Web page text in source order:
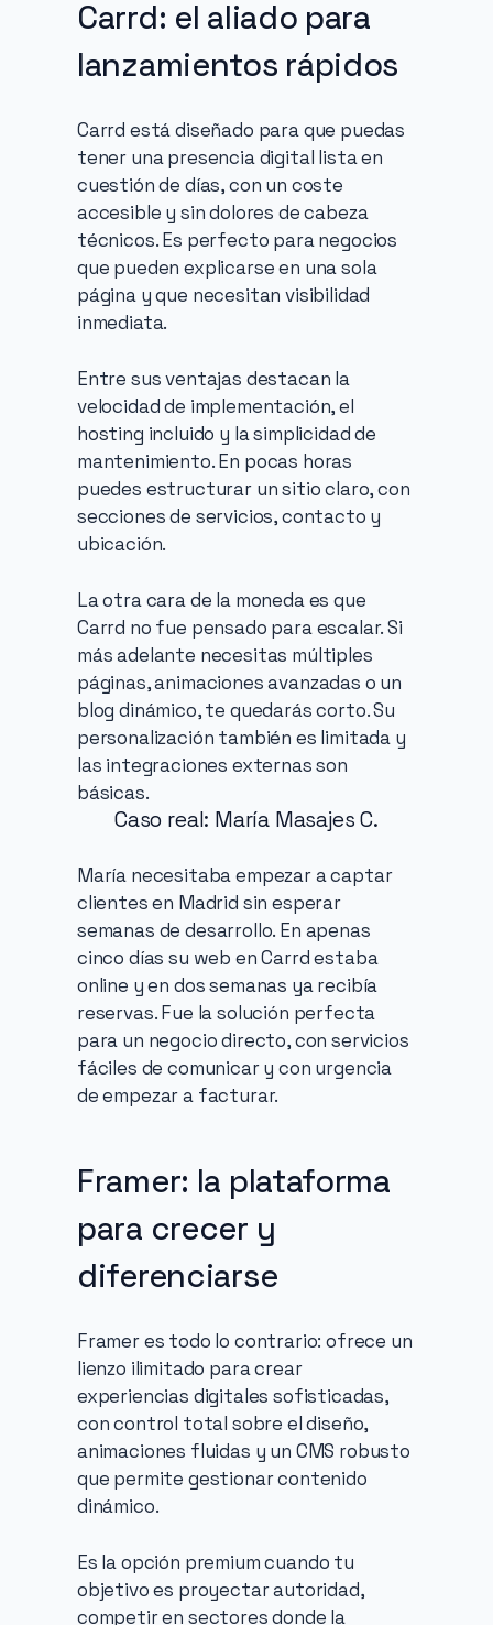
Carrd: el aliado para
lanzamientos rápidos
Carrd está diseñado para que puedas
tener una presencia digital lista en
cuestión de días, con un coste
accesible y sin dolores de cabeza
técnicos. Es perfecto para negocios
que pueden explicarse en una sola
página y que necesitan visibilidad
inmediata.
Entre sus ventajas destacan la
velocidad de implementación, el
hosting incluido y la simplicidad de
mantenimiento. En pocas horas
puedes estructurar un sitio claro, con
secciones de servicios, contacto y
ubicación.
La otra cara de la moneda es que
Carrd no fue pensado para escalar. Si
más adelante necesitas múltiples
páginas, animaciones avanzadas o un
blog dinámico, te quedarás corto. Su
personalización también es limitada y
las integraciones externas son
básicas.
Caso real: María Masajes C.
María necesitaba empezar a captar
clientes en Madrid sin esperar
semanas de desarrollo. En apenas
cinco días su web en Carrd estaba
online y en dos semanas ya recibía
reservas. Fue la solución perfecta
para un negocio directo, con servicios
fáciles de comunicar y con urgencia
de empezar a facturar.
Framer: la plataforma
para crecer y
diferenciarse
Framer es todo lo contrario: ofrece un
lienzo ilimitado para crear
experiencias digitales sofisticadas,
con control total sobre el diseño,
animaciones fluidas y un CMS robusto
que permite gestionar contenido
dinámico.
Es la opción premium cuando tu
objetivo es proyectar autoridad,
competir en sectores donde la